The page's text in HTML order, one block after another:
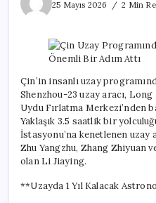
25 Mayıs 2026
2 Min
Çin’in insanlı uzay
Shenzhou-23 uzay aracı,
Uydu Fırlatma Merkezi’nden
Yaklaşık 3.5 saatlik bir
İstasyonu’na kenetlenen uzay
Zhu Yangzhu, Zhang Zhiyuan
olan Li Jiaying.
**Uzayda 1 Yıl Kalacak